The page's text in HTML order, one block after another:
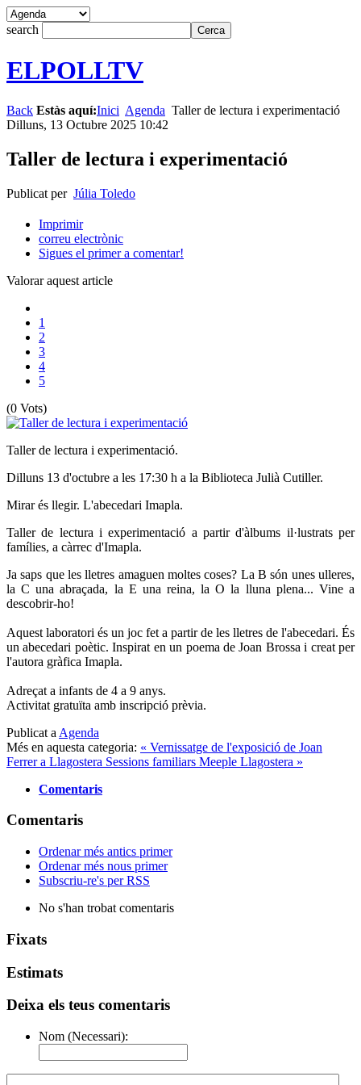
search
ELPOLLTV
Back Estàs aquí:Inici Agenda Taller de lectura i experimentació
Dilluns, 13 Octubre 2025 10:42
Taller de lectura i experimentació
Publicat per Júlia Toledo
Imprimir
correu electrònic
Sigues el primer a comentar!
Valorar aquest article
1
2
3
4
5
(0 Vots)
Taller de lectura i experimentació.
Dilluns 13 d'octubre a les 17:30 h a la Biblioteca Julià Cutiller.
Mirar és llegir. L'abecedari Imapla.
Taller de lectura i experimentació a partir d'àlbums il·lustrats per
famílies, a càrrec d'Imapla.
Ja saps que les lletres amaguen moltes coses? La B són unes ulleres,
la C una abraçada, la E una reina, la O la lluna plena... Vine a
descobrir-ho!
Aquest laboratori és un joc fet a partir de les lletres de l'abecedari. És
un abecedari poètic. Inspirat en un poema de Joan Brossa i creat per
l'autora gràfica Imapla.
Adreçat a infants de 4 a 9 anys.
Activitat gratuïta amb inscripció prèvia.
Publicat a Agenda
Més en aquesta categoria: « Vernissatge de l'exposició de Joan
Ferrer a Llagostera Sessions familiars Meeple Llagostera »
Comentaris
Comentaris
Ordenar més antics primer
Ordenar més nous primer
Subscriu-re's per RSS
No s'han trobat comentaris
Fixats
Estimats
Deixa els teus comentaris
Nom (Necessari):